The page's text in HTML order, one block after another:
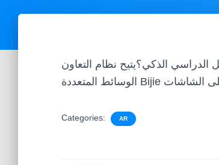
الذكي؟يتيح نظام التعاون
Categories: AR